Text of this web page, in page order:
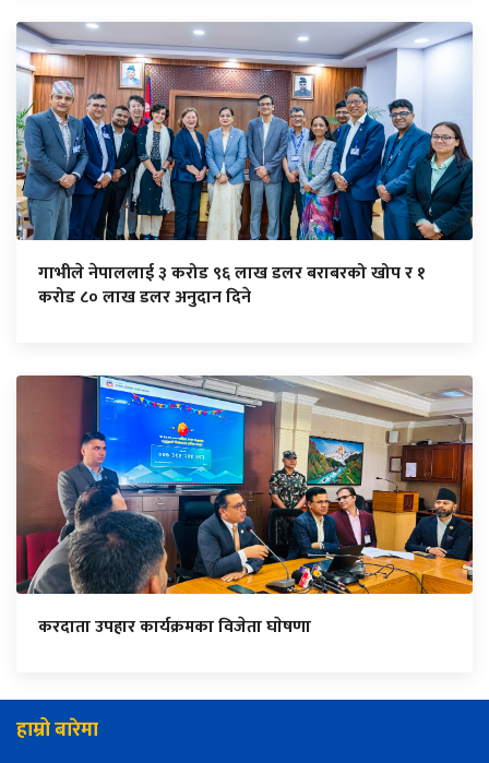
गाभीले नेपाललाई ३ करोड ९६ लाख डलर बराबरको खोप र १
करोड ८० लाख डलर अनुदान दिने
करदाता उपहार कार्यक्रमका विजेता घाेषणा
हाम्रो बारेमा